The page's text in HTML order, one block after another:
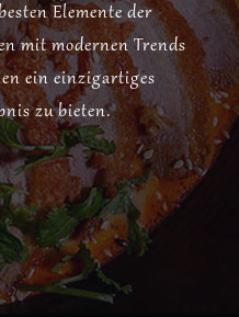
Elemente der
mit modernen Trends
ein einzigartiges
zu bieten.